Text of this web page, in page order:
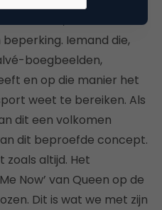
maakt, is dat het
Iemand die,
boegbeelden,
en op die manier het
weet te bereiken. Als
dit een volkomen
dit beproefde concept.
zoals altijd. Het
Now’ van Queen op de
Dit is wat we met zijn